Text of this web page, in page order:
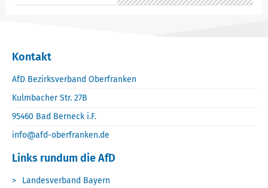
Kontakt
AfD Bezirksverband Oberfranken
Kulmbacher Str. 27B
95460 Bad Berneck i.F.
info@afd-oberfranken.de
Links rundum die AfD
Landesverband Bayern